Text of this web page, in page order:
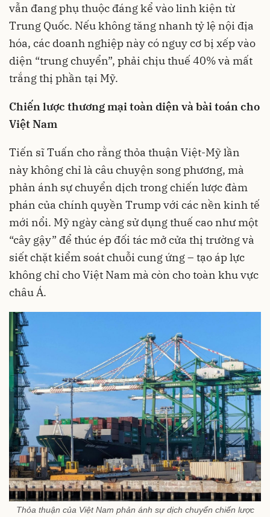
vẫn đang phụ thuộc đáng kể vào linh kiện từ
Trung Quốc. Nếu không tăng nhanh tỷ lệ nội địa
hóa, các doanh nghiệp này có nguy cơ bị xếp vào
diện “trung chuyển”, phải chịu thuế 40% và mất
trắng thị phần tại Mỹ.
Chiến lược thương mại toàn diện và bài toán cho
Việt Nam
Tiến sĩ Tuấn cho rằng thỏa thuận Việt-Mỹ lần
này không chỉ là câu chuyện song phương, mà
phản ánh sự chuyển dịch trong chiến lược đàm
phán của chính quyền Trump với các nền kinh tế
mới nổi. Mỹ ngày càng sử dụng thuế cao như một
“cây gậy” để thúc ép đối tác mở cửa thị trường và
siết chặt kiểm soát chuỗi cung ứng – tạo áp lực
không chỉ cho Việt Nam mà còn cho toàn khu vực
châu Á.
Thỏa thuận của Việt Nam phản ánh sự dịch chuyển chiến lược